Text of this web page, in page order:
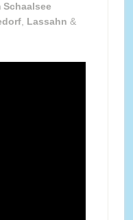
Schaalsee
, Lassahn &